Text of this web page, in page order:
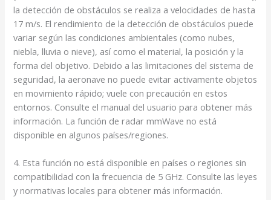
la detección de obstáculos se realiza a velocidades de hasta
17 m/s. El rendimiento de la detección de obstáculos puede
variar según las condiciones ambientales (como nubes,
niebla, lluvia o nieve), así como el material, la posición y la
forma del objetivo. Debido a las limitaciones del sistema de
seguridad, la aeronave no puede evitar activamente objetos
en movimiento rápido; vuele con precaución en estos
entornos. Consulte el manual del usuario para obtener más
información. La función de radar mmWave no está
disponible en algunos países/regiones.
4. Esta función no está disponible en países o regiones sin
compatibilidad con la frecuencia de 5 GHz. Consulte las leyes
y normativas locales para obtener más información.